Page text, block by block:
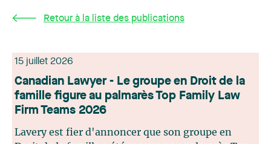
Retour à la liste des publications
15 juillet 2026
Canadian Lawyer - Le groupe en Droit de la
famille figure au palmarès Top Family Law
Firm Teams 2026
Lavery est fier d'annoncer que son groupe en